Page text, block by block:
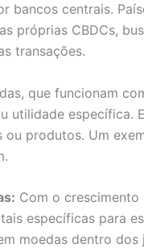
bancos centrais.
próprias CBDCs,
transações.
que funcionam
utilidade específica.
produtos. Um
Com o
específicas para
moedas dentro dos